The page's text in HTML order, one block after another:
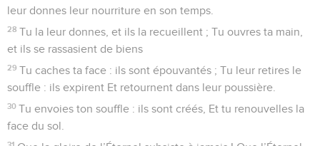
leur donnes leur nourriture en son temps.
28 Tu la leur donnes, et ils la recueillent ; Tu ouvres ta main,
et ils se rassasient de biens
29 Tu caches ta face : ils sont épouvantés ; Tu leur retires le
souffle : ils expirent Et retournent dans leur poussière.
30 Tu envoies ton souffle : ils sont créés, Et tu renouvelles la
face du sol.
31